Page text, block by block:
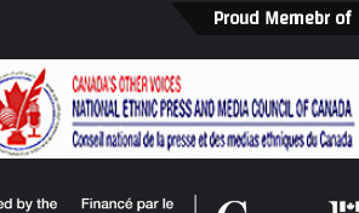
Proud Memebr of